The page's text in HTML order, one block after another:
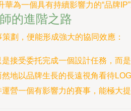
為一個具有持續影響力的“品牌IP”
的進階之路
劃，便能形成強大的協同效應：
接受委托完成一個設計任務，而
地以品牌生長的長遠視角看待
運營一個有影響力的賽事，能極大